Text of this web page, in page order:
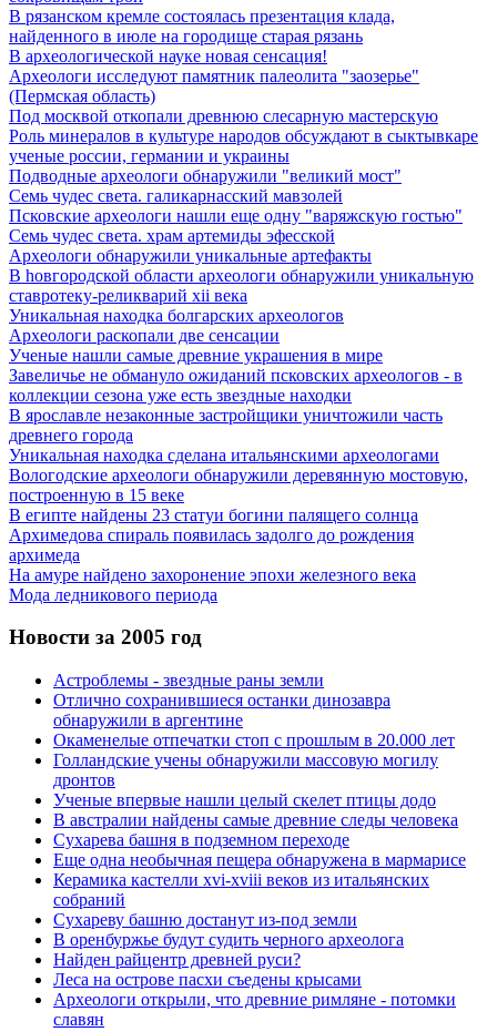
В рязанском кремле состоялась презентация клада,
найденного в июле на городище старая рязань
В археологической науке новая сенсация!
Археологи исследуют памятник палеолита "заозерье"
(Пермская область)
Под москвой откопали древнюю слесарную мастерскую
Роль минералов в культуре народов обсуждают в сыктывкаре
ученые россии, германии и украины
Подводные археологи обнаружили "великий мост"
Семь чудес света. галикарнасский мавзолей
Псковские археологи нашли еще одну "варяжскую гостью"
Семь чудес света. храм артемиды эфесской
Археологи обнаружили уникальные артефакты
В hовгородской области археологи обнаружили уникальную
ставротеку-реликварий xii века
Уникальная находка болгарских археологов
Археологи раскопали две сенсации
Ученые нашли самые древние украшения в мире
Завеличье не обмануло ожиданий псковских археологов - в
коллекции сезона уже есть звездные находки
В ярославле незаконные застройщики уничтожили часть
древнего города
Уникальная находка сделана итальянскими археологами
Вологодские археологи обнаружили деревянную мостовую,
построенную в 15 веке
В египте найдены 23 статуи богини палящего солнца
Архимедова спираль появилась задолго до рождения
архимеда
На амуре найдено захоронение эпохи железного века
Мода ледникового периода
Новости за 2005 год
Астроблемы - звездные раны земли
Отлично сохранившиеся останки динозавра
обнаружили в аргентине
Окаменелые отпечатки стоп с прошлым в 20.000 лет
Голландские учены обнаружили массовую могилу
дронтов
Ученые впервые нашли целый скелет птицы додо
В австралии найдены самые древние следы человека
Сухарева башня в подземном переходе
Еще одна необычная пещера обнаружена в мармарисе
Керамика кастелли xvi-xviii веков из итальянских
собраний
Сухареву башню достанут из-под земли
В оренбуржье будут судить черного археолога
Найден райцентр древней руси?
Леса на острове пасхи съедены крысами
Археологи открыли, что древние римляне - потомки
славян